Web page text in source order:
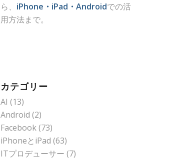
ら、 iPhone・iPad・Androidでの活
用方法まで。
カテゴリー
AI (13)
Android (2)
Facebook(73)
iPhoneとiPad (63)
ITプロデューサー (7)